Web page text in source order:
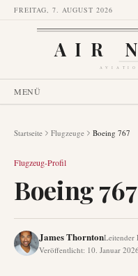
FREITAG, 7. AUGUST 2026
AIR
MENÜ
Startseite Flugzeuge Boeing 767
Flugzeug-Profil
Boeing 767
James ThorntonLeitender
Veröffentlicht: 10. Januar 2026